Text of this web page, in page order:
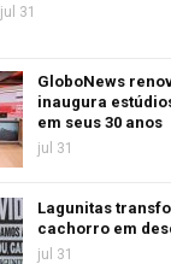
jul 31
GloboNews
inaugura
em seus 30 anos
jul 31
Lagunitas
cachorro em
jul 31